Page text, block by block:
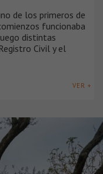
de los primeros de
funcionaba
distintas
Civil y el
VER +